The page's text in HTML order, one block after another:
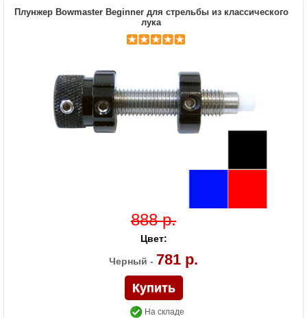
Плунжер Bowmaster Beginner для стрельбы из классического
лука
888 р.
Цвет:
Черный - 781 р.
На складе